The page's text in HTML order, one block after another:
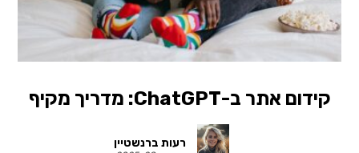
קידום אתר ב-ChatGPT: מדריך מקיף
רעות ברנשטיין